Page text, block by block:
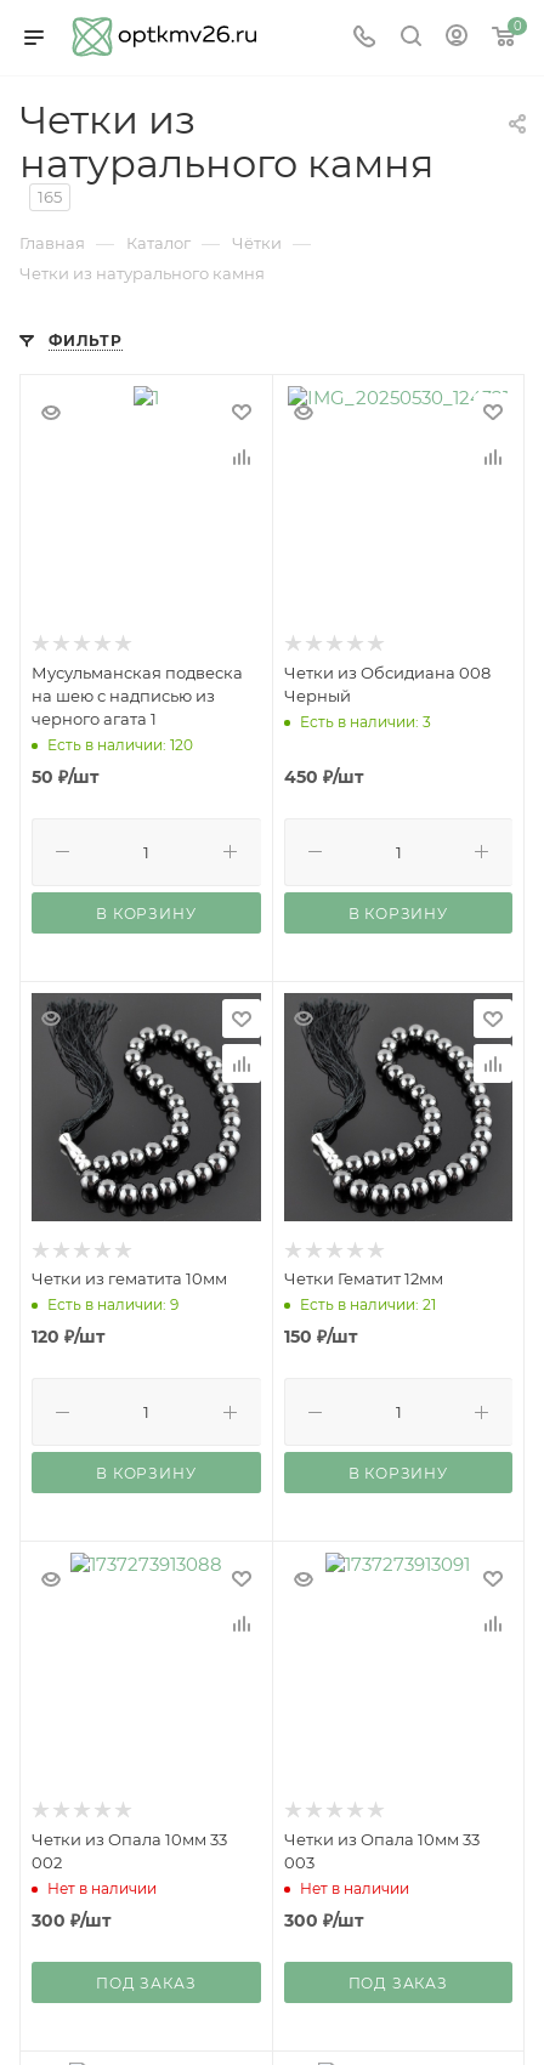
0
Четки из
натурального камня
165
Главная — Каталог — Чётки —
Четки из натурального камня
ФИЛЬТР
Мусульманская подвеска
на шею с надписью из
черного агата 1
Есть в наличии: 120
50 ₽/шт
В КОРЗИНУ
Четки из Обсидиана 008
Черный
Есть в наличии: 3
450 ₽/шт
В КОРЗИНУ
Четки из гематита 10мм
Есть в наличии: 9
120 ₽/шт
В КОРЗИНУ
Четки Гематит 12мм
Есть в наличии: 21
150 ₽/шт
В КОРЗИНУ
Четки из Опала 10мм 33
002
Нет в наличии
300 ₽/шт
ПОД ЗАКАЗ
Четки из Опала 10мм 33
003
Нет в наличии
300 ₽/шт
ПОД ЗАКАЗ